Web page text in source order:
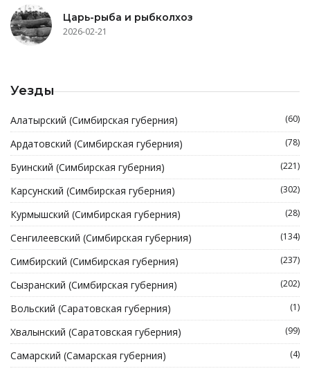
Царь-рыба и рыбколхоз
2026-02-21
Уезды
Алатырский (Симбирская губерния) (60)
Ардатовский (Симбирская губерния) (78)
Буинский (Симбирская губерния) (221)
Карсунский (Симбирская губерния) (302)
Курмышский (Симбирская губерния) (28)
Сенгилеевский (Симбирская губерния) (134)
Симбирский (Симбирская губерния) (237)
Сызранский (Симбирская губерния) (202)
Вольский (Саратовская губерния) (1)
Хвалынский (Саратовская губерния) (99)
Самарский (Самарская губерния) (4)